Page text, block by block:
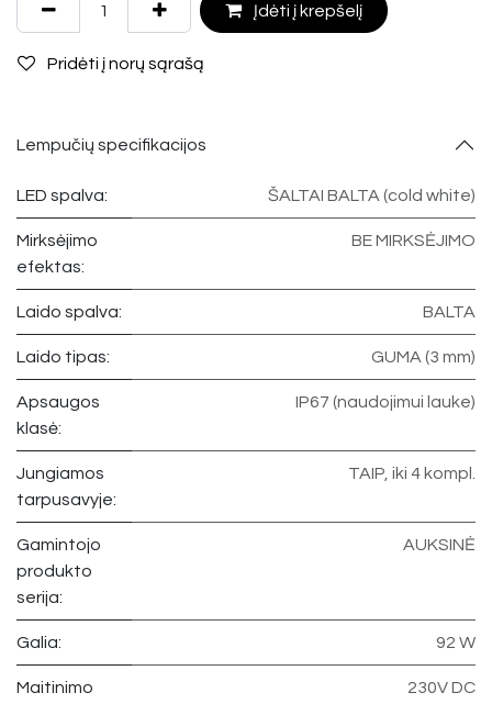
Įdėti į krepšelį
Pridėti į norų sąrašą
Lempučių specifikacijos
LED spalva: ŠALTAI BALTA (cold white)
Mirksėjimo
efektas:
BE MIRKSĖJIMO
Laido spalva: BALTA
Laido tipas: GUMA (3 mm)
Apsaugos
klasė:
IP67 (naudojimui lauke)
Jungiamos
tarpusavyje:
TAIP, iki 4 kompl.
Gamintojo
produkto
serija:
AUKSINĖ
Galia: 92 W
Maitinimo
230V DC